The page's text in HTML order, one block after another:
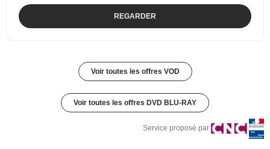
REGARDER
Voir toutes les offres VOD
Voir toutes les offres DVD BLU-RAY
Service proposé par